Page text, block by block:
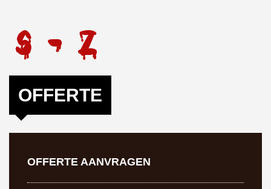
S - Z
OFFERTE
OFFERTE AANVRAGEN